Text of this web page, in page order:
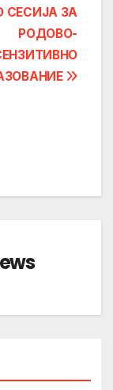
СЕСИЈА ЗА
РОДОВО-